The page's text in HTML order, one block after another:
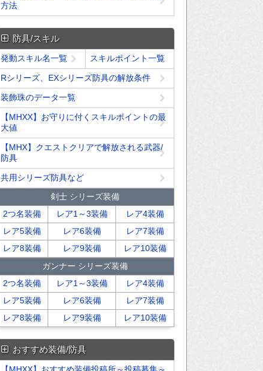
方法
防具/スキル
発動スキル名一覧 スキルポイント一覧
Rシリーズ、EXシリーズ防具の解放条件
装飾珠のデータ一覧
【MHXX】お守りに付くスキルポイントの最
大値
【MHX】クエストクリアで解放される武器/
防具
共用シリーズ防具など
剣士 シリーズ装備
2つ名装備
レア1～3装備
レア4装備
レア5装備
レア6装備
レア7装備
レア8装備
レア9装備
レア10装備
ガンナー シリーズ装備
2つ名装備
レア1～3装備
レア4装備
レア5装備
レア6装備
レア7装備
レア8装備
レア9装備 レア10装備
おすすめ装備/防具